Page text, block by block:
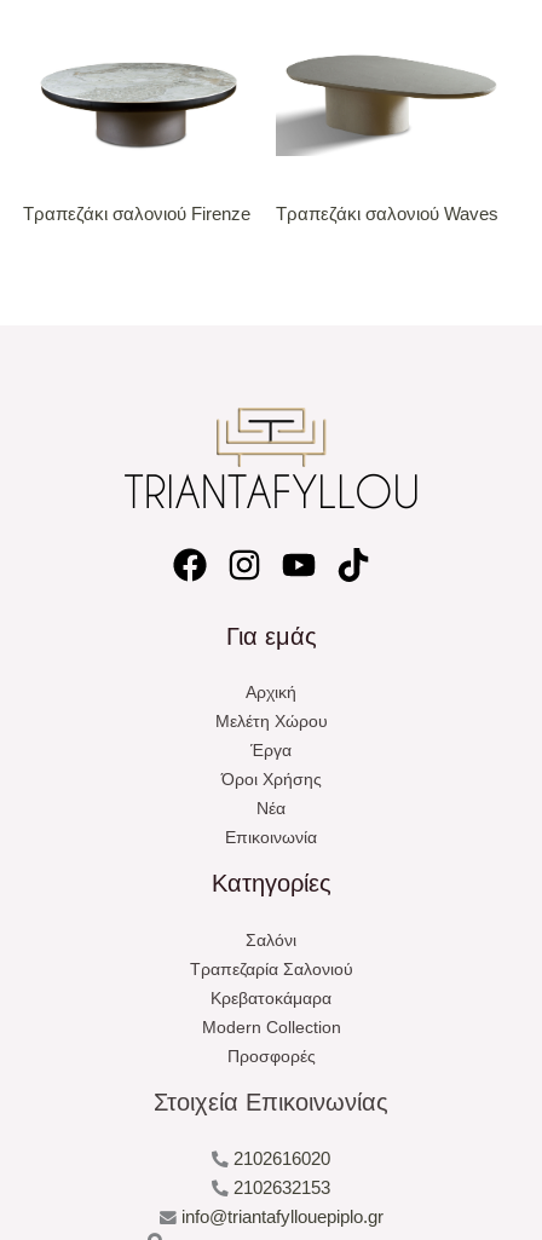
Τραπεζάκι σαλονιού Firenze Τραπεζάκι σαλονιού Waves
Για εμάς
Αρχική
Μελέτη Χώρου
Έργα
Όροι Χρήσης
Νέα
Επικοινωνία
Κατηγορίες
Σαλόνι
Τραπεζαρία Σαλονιού
Κρεβατοκάμαρα
Modern Collection
Προσφορές
Στοιχεία Επικοινωνίας
2102616020
2102632153
info@triantafyllouepiplo.gr